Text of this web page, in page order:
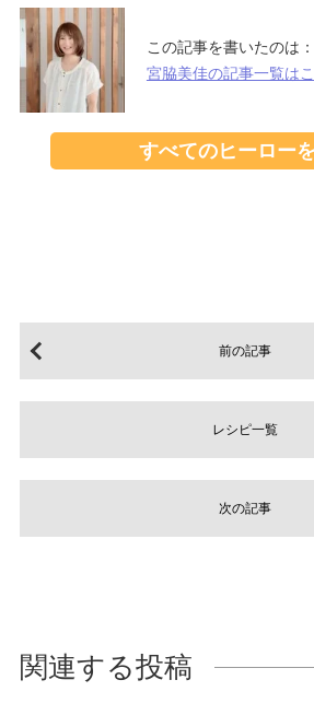
この記事を書いたのは：
宮脇美佳の記事一覧は
すべてのヒーロー
前の記事
次の記事
レシピ一覧
関連する投稿